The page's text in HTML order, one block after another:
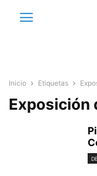
Inicio Etiquetas
Exposición